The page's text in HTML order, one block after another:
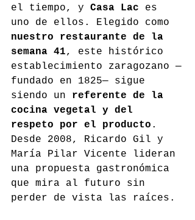
el tiempo, y Casa Lac es
uno de ellos. Elegido como
nuestro restaurante de la
semana 41, este histórico
establecimiento zaragozano —
fundado en 1825— sigue
siendo un referente de la
cocina vegetal y del
respeto por el producto .
Desde 2008, Ricardo Gil y
María Pilar Vicente lideran
una propuesta gastronómica
que mira al futuro sin
perder de vista las raíces.